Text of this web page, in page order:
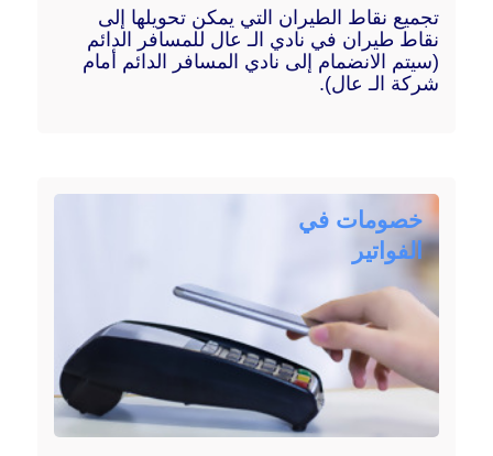
تجميع نقاط الطيران التي يمكن تحويلها إلى
نقاط طيران في نادي الـ عال للمسافر الدائم
(سيتم الانضمام إلى نادي المسافر الدائم أمام
شركة الـ عال).
خصومات في
الفواتير